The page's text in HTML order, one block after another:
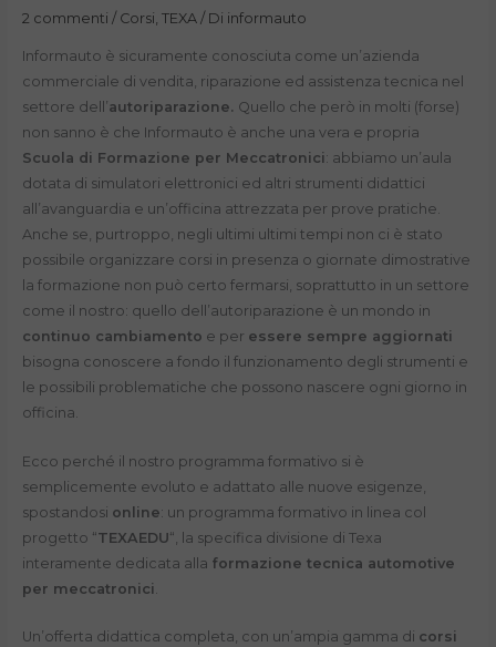
2 commenti / Corsi, TEXA/ Di informauto
Informauto è sicuramente conosciuta come un’azienda
commerciale di vendita, riparazione ed assistenza tecnica nel
settore dell’autoriparazione. Quello che però in molti (forse)
non sanno è che Informauto è anche una vera e propria
Scuola di Formazione per Meccatronici: abbiamo un’aula
dotata di simulatori elettronici ed altri strumenti didattici
all’avanguardia e un’officina attrezzata per prove pratiche.
Anche se, purtroppo, negli ultimi ultimi tempi non ci è stato
possibile organizzare corsi in presenza o giornate dimostrative
la formazione non può certo fermarsi, soprattutto in un settore
come il nostro: quello dell’autoriparazione è un mondo in
continuo cambiamento e per essere sempre aggiornati
bisogna conoscere a fondo il funzionamento degli strumenti e
le possibili problematiche che possono nascere ogni giorno in
officina.
Ecco perché il nostro programma formativo si è
semplicemente evoluto e adattato alle nuove esigenze,
spostandosi online: un programma formativo in linea col
progetto “TEXAEDU“, la specifica divisione di Texa
interamente dedicata alla formazione tecnica automotive
per meccatronici
Un’offerta didattica completa, con un’ampia gamma di corsi